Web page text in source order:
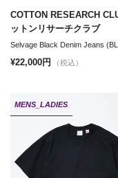
COTTON RESEARCH
ットンリサーチクラブ
Selvage Black Denim Jeans
¥22,000円 （税込）
MENS_LADIES